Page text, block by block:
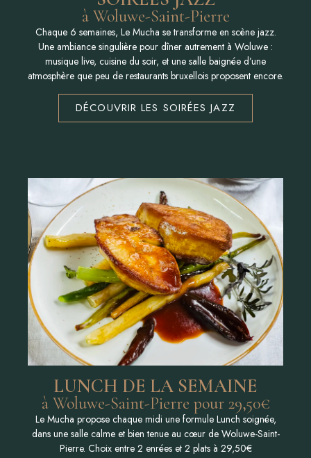
à Woluwe-Saint-Pierre
Chaque 6 semaines, Le Mucha se transforme en scène jazz.
Une ambiance singulière pour dîner autrement à Woluwe :
musique live, cuisine du soir, et une salle baignée d’une
atmosphère que peu de restaurants bruxellois proposent encore.
DÉCOUVRIR LES SOIRÉES JAZZ
LUNCH DE LA SEMAINE
à Woluwe-Saint-Pierre pour 29,50€
Le Mucha propose chaque midi une formule Lunch soignée,
dans une salle calme et bien tenue au cœur de Woluwe-Saint-
Pierre. Choix entre 2 enrées et 2 plats à 29,50€